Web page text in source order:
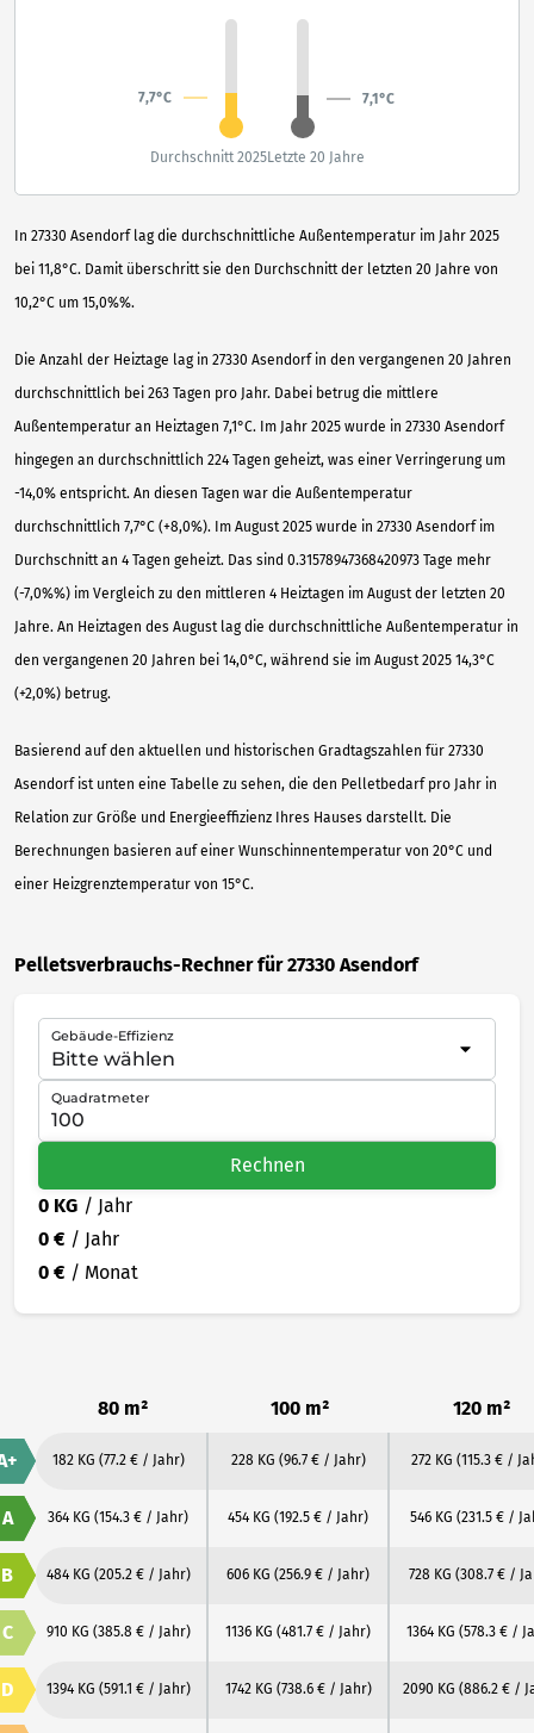
In 27330 Asendorf lag die durchschnittliche Außentemperatur im Jahr 2025
bei 11,8°C. Damit überschritt sie den Durchschnitt der letzten 20 Jahre von
10,2°C um 15,0%%.
Die Anzahl der Heiztage lag in 27330 Asendorf in den vergangenen 20 Jahren
durchschnittlich bei 263 Tagen pro Jahr. Dabei betrug die mittlere
Außentemperatur an Heiztagen 7,1°C. Im Jahr 2025 wurde in 27330 Asendorf
hingegen an durchschnittlich 224 Tagen geheizt, was einer Verringerung um
-14,0% entspricht. An diesen Tagen war die Außentemperatur
durchschnittlich 7,7°C (+8,0%). Im August 2025 wurde in 27330 Asendorf im
Durchschnitt an 4 Tagen geheizt. Das sind 0.31578947368420973 Tage mehr
(-7,0%%) im Vergleich zu den mittleren 4 Heiztagen im August der letzten 20
Jahre. An Heiztagen des August lag die durchschnittliche Außentemperatur in
den vergangenen 20 Jahren bei 14,0°C, während sie im August 2025 14,3°C
(+2,0%) betrug.
Basierend auf den aktuellen und historischen Gradtagszahlen für 27330
Asendorf ist unten eine Tabelle zu sehen, die den Pelletbedarf pro Jahr in
Relation zur Größe und Energieeffizienz Ihres Hauses darstellt. Die
Berechnungen basieren auf einer Wunschinnentemperatur von 20°C und
einer Heizgrenztemperatur von 15°C.
7,7°C 7,1°C
Durchschnitt 2025Letzte 20 Jahre
Pelletsverbrauchs-Rechner für 27330 Asendorf
Gebäude-Effizienz
Quadratmeter
Rechnen
0 KG / Jahr
0 € / Jahr
0 € / Monat
80 m² 100 m² 120 m²
182 KG (77.2 € / Jahr) 228 KG (96.7 € / Jahr) 272 KG (115.3 € /
A 364 KG (154.3 € / Jahr) 454 KG (192.5 € / Jahr) 546 KG (231.5 € /
B 484 KG (205.2 € / Jahr) 606 KG (256.9 € / Jahr) 728 KG (308.7 € /
C 910 KG (385.8 € / Jahr) 1136 KG (481.7 € / Jahr) 1364 KG (578.3 € /
D 1394 KG (591.1 € / Jahr) 1742 KG (738.6 € / Jahr) 2090 KG (886.2 € /